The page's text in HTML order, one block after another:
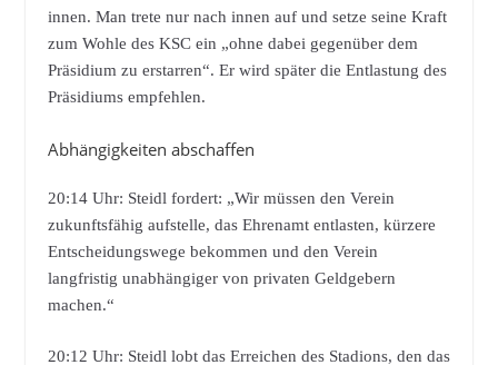
innen. Man trete nur nach innen auf und setze seine Kraft
zum Wohle des KSC ein „ohne dabei gegenüber dem
Präsidium zu erstarren“. Er wird später die Entlastung des
Präsidiums empfehlen.
Abhängigkeiten abschaffen
20:14 Uhr: Steidl fordert: „Wir müssen den Verein
zukunftsfähig aufstelle, das Ehrenamt entlasten, kürzere
Entscheidungswege bekommen und den Verein
langfristig unabhängiger von privaten Geldgebern
machen.“
20:12 Uhr: Steidl lobt das Erreichen des Stadions, den das